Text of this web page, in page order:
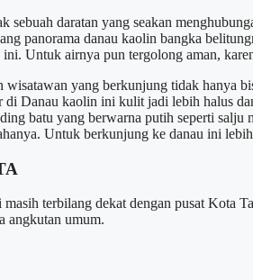
sebuah daratan yang seakan
panorama danau kaolin bangka
Untuk airnya pun tergolong aman,
yang berkunjung tidak hanya
di Danau kaolin ini kulit jadi lebih halus
batu yang berwarna putih seperti salju
Untuk berkunjung ke danau ini
terbilang dekat dengan pusat Kota
angkutan umum.